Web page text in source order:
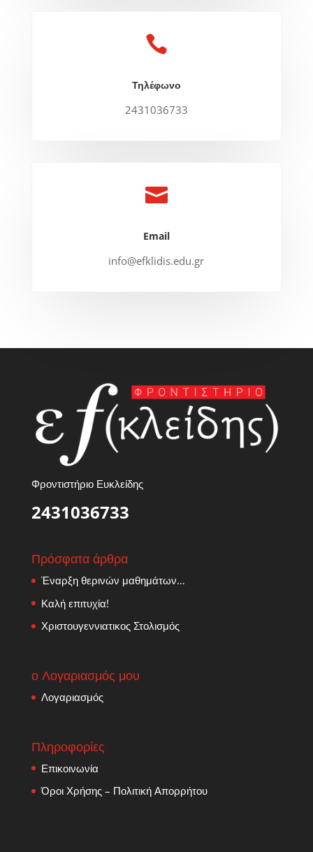

Τηλέφωνο
2431036733

Email
info@efklidis.edu.gr
Φροντιστήριο Ευκλείδης
2431036733
Πρόσφατα άρθρα
Έναρξη θερινών μαθημάτων…
Καλή επιτυχία!
Χριστουγεννιατικος Στολισμός
ο Λογαριασμός μου
Λογαριασμός
Πληροφορίες
Επικοινωνία
Όροι Χρήσης – Πολιτική Απορρήτου